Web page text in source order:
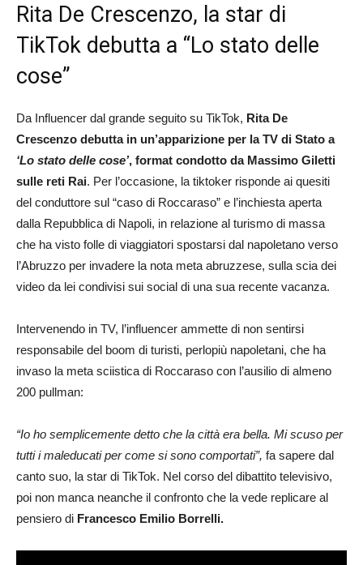
Rita De Crescenzo, la star di
TikTok debutta a “Lo stato delle
cose”
Da Influencer dal grande seguito su TikTok, Rita De
Crescenzo debutta in un’apparizione per la TV di Stato a
‘Lo stato delle cose’, format condotto da Massimo Giletti
sulle reti Rai. Per l’occasione, la tiktoker risponde ai quesiti
del conduttore sul “caso di Roccaraso” e l’inchiesta aperta
dalla Repubblica di Napoli, in relazione al turismo di massa
che ha visto folle di viaggiatori spostarsi dal napoletano verso
l’Abruzzo per invadere la nota meta abruzzese, sulla scia dei
video da lei condivisi sui social di una sua recente vacanza.
Intervenendo in TV, l’influencer ammette di non sentirsi
responsabile del boom di turisti, perlopiù napoletani, che ha
invaso la meta sciistica di Roccaraso con l’ausilio di almeno
200 pullman:
“Io ho semplicemente detto che la città era bella. Mi scuso per
tutti i maleducati per come si sono comportati”, fa sapere dal
canto suo, la star di TikTok. Nel corso del dibattito televisivo,
poi non manca neanche il confronto che la vede replicare al
pensiero di Francesco Emilio Borrelli.